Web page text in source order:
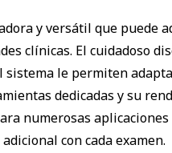
y versátil que puede
clínicas. El cuidadoso
le permiten
dedicadas y su
numerosas aplicaciones
con cada examen.